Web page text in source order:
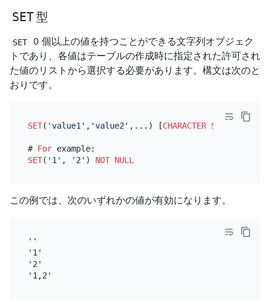
SET型
SET
0 個以上の値を持つことができる文字列オブジェク
トであり、各値はテーブルの作成時に指定された許可され
た値のリストから選択する必要があります。構文は次のと
おりです。
SET( 'value1' , 'value2' ,...) [CHARACTER SET
# For
SET( '1' , '2' ) NOT NULL
この例では、次のいずれかの値が有効になります。
''
'1'
'2'